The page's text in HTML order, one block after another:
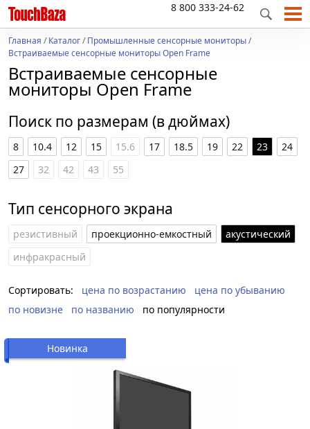
8 800 333-24-62
Главная /Каталог/Промышленные сенсорные мониторы/
Встраиваемые сенсорные мониторы Open Frame
Встраиваемые сенсорные
мониторы Open Frame
Поиск по размерам (в дюймах)
8 10.4 12 15 15.6 17 18.5 19 22 23
24
27
32 42 43 55
Тип сенсорного экрана
резистивный проекционно-емкостный
акустический
инфракрасный
Сортировать: цена по возрастанию
цена по убыванию
по новизне
по названию по популярности
Новинка